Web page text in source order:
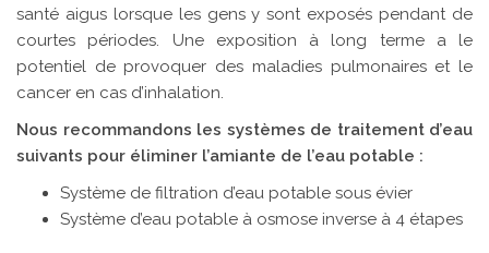
santé aigus lorsque les gens y sont exposés pendant de
courtes périodes. Une exposition à long terme a le
potentiel de provoquer des maladies pulmonaires et le
cancer en cas d’inhalation.
Nous recommandons les systèmes de traitement d’eau
suivants pour éliminer l’amiante de l’eau potable :
Système de filtration d’eau potable sous évier
Système d’eau potable à osmose inverse à 4 étapes